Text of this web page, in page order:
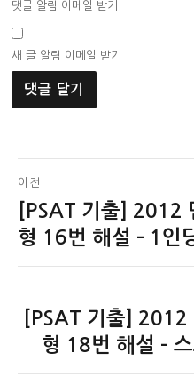
댓글 알림 이메일 받기
새 글 알림 이메일 받기
글
탐
색
이전
이
전
[PSAT 기출] 2012
형 16번 해설 – 1인
[PSAT 기출] 2012
형 18번 해설 –